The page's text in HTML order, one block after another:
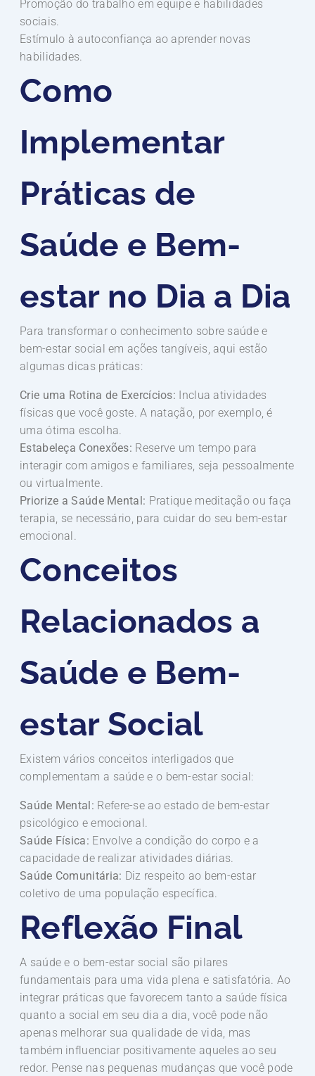
Promoção do trabalho em equipe e habilidades
sociais.
Estímulo à autoconfiança ao aprender novas
habilidades.
Como
Implementar
Práticas de
Saúde e Bem-
estar no Dia a Dia
Para transformar o conhecimento sobre saúde e
bem-estar social em ações tangíveis, aqui estão
algumas dicas práticas:
Crie uma Rotina de Exercícios: Inclua atividades
físicas que você goste. A natação, por exemplo, é
uma ótima escolha.
Estabeleça Conexões: Reserve um tempo para
interagir com amigos e familiares, seja pessoalmente
ou virtualmente.
Priorize a Saúde Mental: Pratique meditação ou faça
terapia, se necessário, para cuidar do seu bem-estar
emocional.
Conceitos
Relacionados a
Saúde e Bem-
estar Social
Existem vários conceitos interligados que
complementam a saúde e o bem-estar social:
Saúde Mental: Refere-se ao estado de bem-estar
psicológico e emocional.
Saúde Física: Envolve a condição do corpo e a
capacidade de realizar atividades diárias.
Saúde Comunitária: Diz respeito ao bem-estar
coletivo de uma população específica.
Reflexão Final
A saúde e o bem-estar social são pilares
fundamentais para uma vida plena e satisfatória. Ao
integrar práticas que favorecem tanto a saúde física
quanto a social em seu dia a dia, você pode não
apenas melhorar sua qualidade de vida, mas
também influenciar positivamente aqueles ao seu
redor. Pense nas pequenas mudanças que você pode